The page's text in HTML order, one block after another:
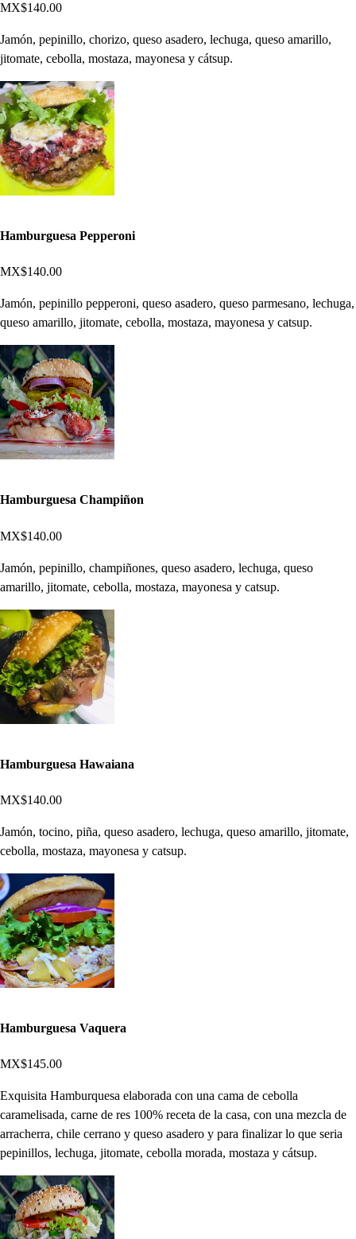
MX$140.00
Jamón, pepinillo, chorizo, queso asadero, lechuga, queso amarillo,
jitomate, cebolla, mostaza, mayonesa y cátsup.
Hamburguesa Pepperoni
MX$140.00
Jamón, pepinillo pepperoni, queso asadero, queso parmesano, lechuga,
queso amarillo, jitomate, cebolla, mostaza, mayonesa y catsup.
Hamburguesa Champiñon
MX$140.00
Jamón, pepinillo, champiñones, queso asadero, lechuga, queso
amarillo, jitomate, cebolla, mostaza, mayonesa y catsup.
Hamburguesa Hawaiana
MX$140.00
Jamón, tocino, piña, queso asadero, lechuga, queso amarillo, jitomate,
cebolla, mostaza, mayonesa y catsup.
Hamburguesa Vaquera
MX$145.00
Exquisita Hamburquesa elaborada con una cama de cebolla
caramelisada, carne de res 100% receta de la casa, con una mezcla de
arracherra, chile cerrano y queso asadero y para finalizar lo que seria
pepinillos, lechuga, jitomate, cebolla morada, mostaza y cátsup.